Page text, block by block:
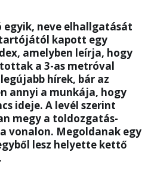
egyik, neve elhallgatását
kapott egy
amelyben leírja, hogy
a 3-as metróval
hírek, bár az
annyi a munkája, hogy
ideje. A levél szerint
megy a toldozgatás-
vonalon. Megoldanak egy
lesz helyette kettő